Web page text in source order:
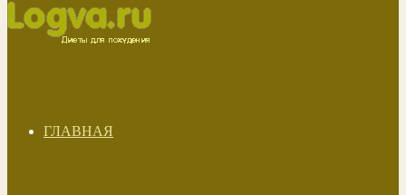
ГЛАВНАЯ